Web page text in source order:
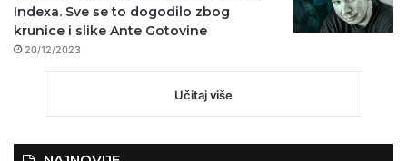
Indexa. Sve se to dogodilo zbog
krunice i slike Ante Gotovine
20/12/2023
Učitaj više